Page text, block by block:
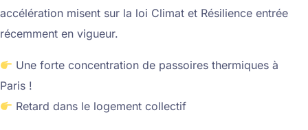
accélération misent sur la loi Climat et Résilience entrée
récemment en vigueur.
Une forte concentration de passoires thermiques à
Paris !
Retard dans le logement collectif